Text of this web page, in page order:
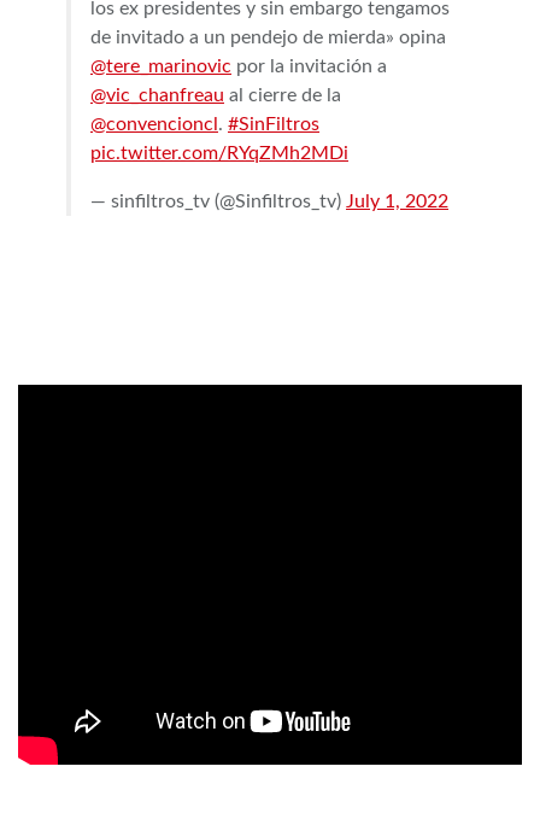
los ex presidentes y sin embargo tengamos
de invitado a un pendejo de mierda» opina
@tere_marinovic por la invitación a
@vic_chanfreau al cierre de la
@convencioncl . #SinFiltros
pic.twitter.com/RYqZMh2MDi
— sinfiltros_tv (@Sinfiltros_tv) July 1, 2022